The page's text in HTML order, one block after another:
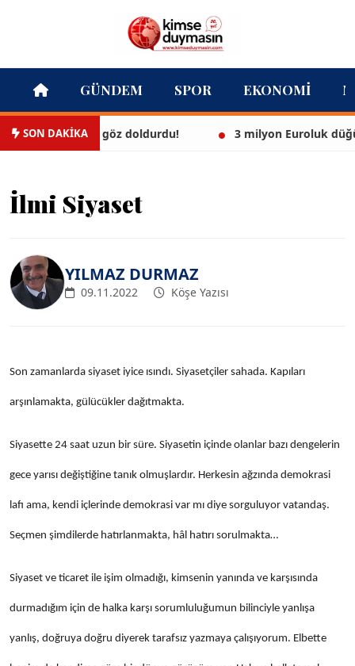
GÜNDEM SPOR EKONOMI
SON DAKİKA
bikinisiyle göz doldurdu! 3 milyon Euroluk
İlmi Siyaset
YILMAZ DURMAZ
09.11.2022 Köşe Yazısı
Son zamanlarda siyaset iyice ısındı. Siyasetçiler sahada. Kapıları
arşınlamakta, gülücükler dağıtmakta.
Siyasette 24 saat uzun bir süre. Siyasetin içinde olanlar bazı dengelerin
gece yarısı değiştiğine tanık olmuşlardır. Herkesin ağzında demokrasi
lafı ama, kendi içlerinde demokrasi var mı diye sorguluyor vatandaş.
Seçmen şimdilerde hatırlanmakta, hâl hatırı sorulmakta…
Siyaset ve ticaret ile işim olmadığı, kimsenin yanında ve karşısında
durmadığım için de halka karşı sorumluluğumun bilinciyle yanlışa
yanlış, doğruya doğru diyerek tarafsız yazmaya çalışıyorum. Elbette